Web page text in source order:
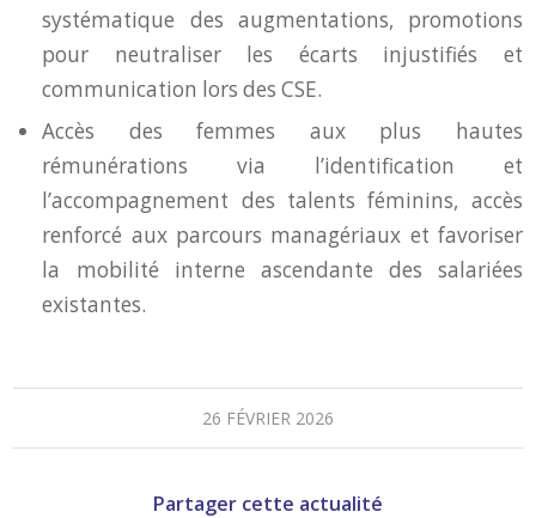
systématique des augmentations, promotions
pour neutraliser les écarts injustifiés et
communication lors des CSE.
Accès des femmes aux plus hautes
rémunérations via l’identification et
l’accompagnement des talents féminins, accès
renforcé aux parcours managériaux et favoriser
la mobilité interne ascendante des salariées
existantes.
26 FÉVRIER 2026
Partager cette actualité